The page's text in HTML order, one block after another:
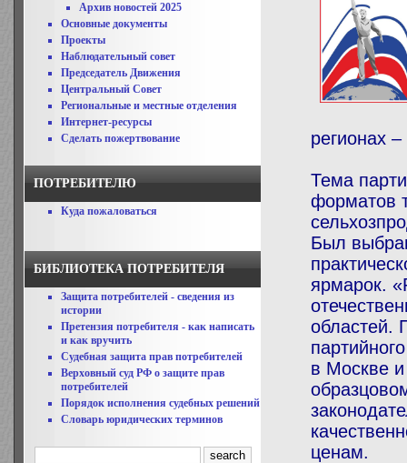
Архив новостей 2025
Основные документы
Проекты
Наблюдательный совет
Председатель Движения
Центральный Совет
Региональные и местные отделения
Интернет-ресурсы
Сделать пожертвование
ПОТРЕБИТЕЛЮ
Куда пожаловаться
БИБЛИОТЕКА ПОТРЕБИТЕЛЯ
Защита потребителей - сведения из
истории
Претензия потребителя - как написать
и как вручить
Судебная защита прав потребителей
Верховный суд РФ о защите прав
потребителей
Порядок исполнения судебных решений
Словарь юридических терминов
регионах
Тема
форматов
Был
ярмарок.
областей.
в Москве и
ценам.